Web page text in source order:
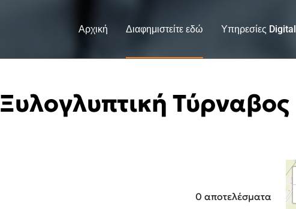
Αρχική Διαφημιστείτε εδώ Υπηρεσίες Digital
Ξυλογλυπτική Τύρναβος
0 αποτελέσματα